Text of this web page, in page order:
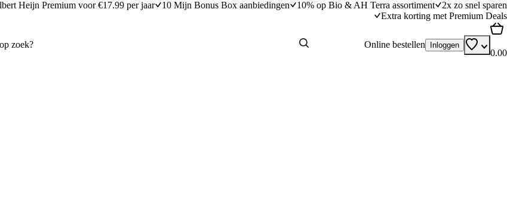
Heijn Premium voor €17.99 per jaar 10 Mijn Bonus Box aanbiedingen 10% op Bio & AH Terra assortiment
2x zo snel sparen
Extra korting met Premium Deals
Online bestellen Inloggen
0.00